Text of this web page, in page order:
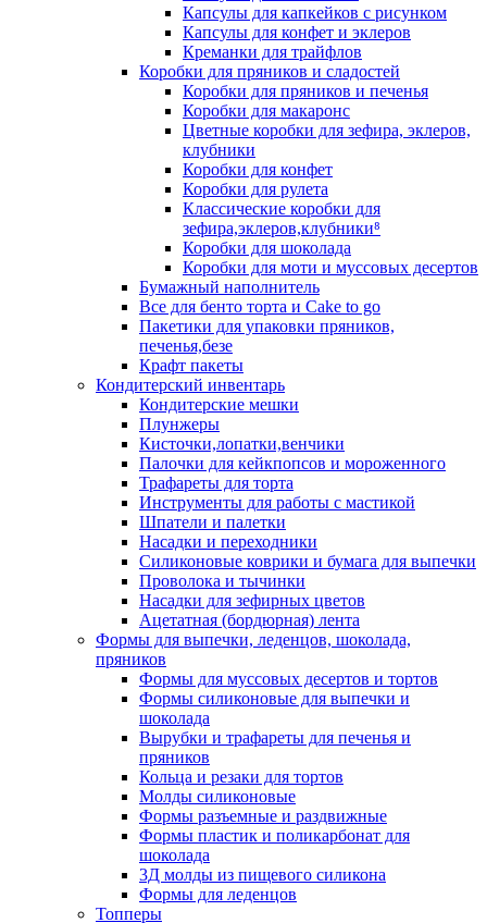
Капсулы для капкейков с рисунком
Капсулы для конфет и эклеров
Креманки для трайфлов
Коробки для пряников и сладостей
Коробки для пряников и печенья
Коробки для макаронс
Цветные коробки для зефира, эклеров,
клубники
Коробки для конфет
Коробки для рулета
Классические коробки для
зефира,эклеров,клубники⁸
Коробки для шоколада
Коробки для моти и муссовых десертов
Бумажный наполнитель
Все для бенто торта и Cake to go
Пакетики для упаковки пряников,
печенья,безе
Крафт пакеты
Кондитерский инвентарь
Кондитерские мешки
Плунжеры
Кисточки,лопатки,венчики
Палочки для кейкпопсов и мороженного
Трафареты для торта
Инструменты для работы с мастикой
Шпатели и палетки
Насадки и переходники
Силиконовые коврики и бумага для выпечки
Проволока и тычинки
Насадки для зефирных цветов
Ацетатная (бордюрная) лента
Формы для выпечки, леденцов, шоколада,
пряников
Формы для муссовых десертов и тортов
Формы силиконовые для выпечки и
шоколада
Вырубки и трафареты для печенья и
пряников
Кольца и резаки для тортов
Молды силиконовые
Формы разъемные и раздвижные
Формы пластик и поликарбонат для
шоколада
3Д молды из пищевого силикона
Формы для леденцов
Топперы